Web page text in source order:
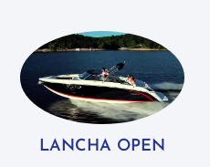
LANCHA OPEN